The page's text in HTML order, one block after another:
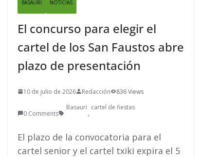
BASAURI NOTICIAS
El concurso para elegir el
cartel de los San Faustos abre
plazo de presentación
10 de julio de 2026 Redacción 836 Views
0 Comments
Basauri
,
cartel de fiestas
El plazo de la convocatoria para el
cartel senior y el cartel txiki expira el 5